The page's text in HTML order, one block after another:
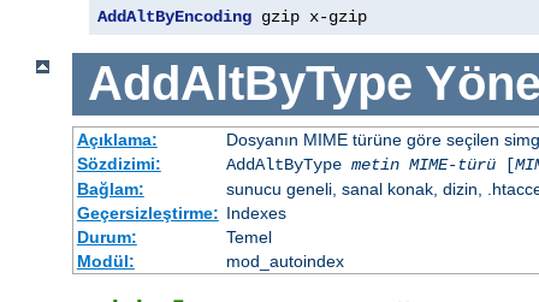
AddAltByEncoding gzip x-gzip
AddAltByType
Açıklama:
Dosyanın MIME türüne göre seçilen
Sözdizimi:
AddAltByType metin MIME-türü[
Bağlam:
sunucu geneli, sanal konak, dizin,
Geçersizleştirme: Indexes
Durum:
Temel
Modül:
mod_autoindex